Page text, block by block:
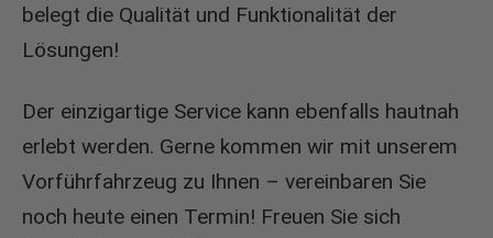
belegt die Qualität und Funktionalität der
Lösungen!
Der einzigartige Service kann ebenfalls hautnah
erlebt werden. Gerne kommen wir mit unserem
Vorführfahrzeug zu Ihnen – vereinbaren Sie
noch heute einen Termin! Freuen Sie sich